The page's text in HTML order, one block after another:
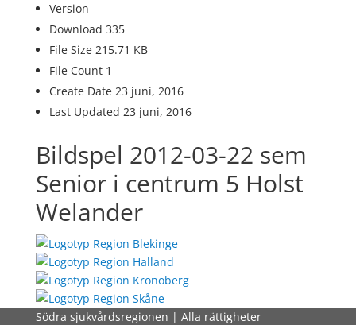
Version
Download 335
File Size 215.71 KB
File Count 1
Create Date 23 juni, 2016
Last Updated 23 juni, 2016
Bildspel 2012-03-22 sem
Senior i centrum 5 Holst
Welander
Södra sjukvårdsregionen | Alla rättigheter